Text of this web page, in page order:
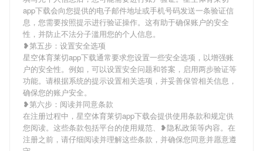
app下载会向您提供的电子邮件地址或手机号码发送一条验证信
息，您需要按照提示进行验证操作。这有助于确保账户的安全
性，并防止不法分子滥用您的个人信息。
❥第五步：设置安全选项
星空体育莱切app下载通常要求您设置一些安全选项，以增强账
户的安全性。例如，可以设置安全问题和答案，启用两步验证等
功能。请根据系统的提示设置相关选项，并妥善保管相关信息，
确保您的账户安全。
❥第六步：阅读并同意条款
在注册过程中，星空体育莱切app下载会提供使用条款和规定供
您阅读。这些条款包括平台的使用规范、❥隐私政策等内容。在
注册之前，请仔细阅读并理解这些条款，并确保您同意并愿意遵